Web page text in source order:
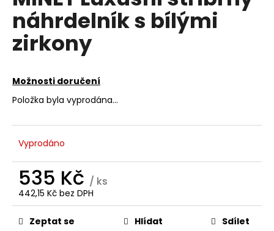
5
hvězdiček.
náhrdelník s bílými
zirkony
Možnosti doručení
Položka byla vyprodána…
Vyprodáno
535 Kč / ks
442,15 Kč bez DPH
Měrná
cena:Zeptat se Hlídat Sdílet
a
j
í
?
D
o
p